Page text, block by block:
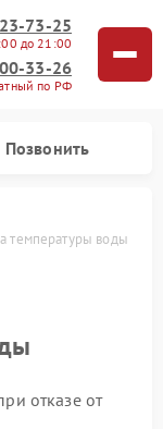
73-25
до 21:00
33-26
по РФ
Позвонить
температуры воды
отказе от